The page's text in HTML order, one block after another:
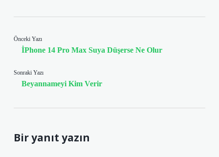
Önceki Yazı
İPhone 14 Pro Max Suya Düşerse Ne Olur
Sonraki Yazı
Beyannameyi Kim Verir
Bir yanıt yazın